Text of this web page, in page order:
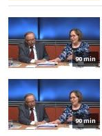
90 min
90 min